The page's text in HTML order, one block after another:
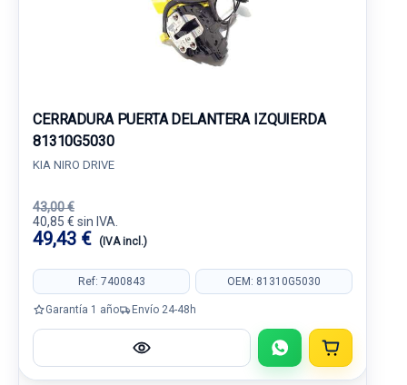
CERRADURA PUERTA DELANTERA IZQUIERDA
81310G5030
KIA NIRO DRIVE
43,00 €
40,85 € sin IVA.
49,43 € (IVA incl.)
Ref: 7400843 OEM: 81310G5030
Garantía 1 año Envío 24-48h